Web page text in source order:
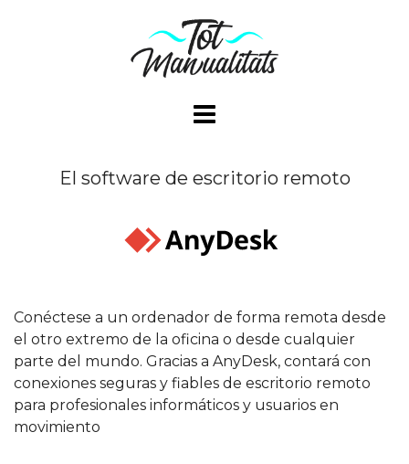
El software de escritorio remoto
Conéctese a un ordenador de forma remota desde
el otro extremo de la oficina o desde cualquier
parte del mundo. Gracias a AnyDesk, contará con
conexiones seguras y fiables de escritorio remoto
para profesionales informáticos y usuarios en
movimiento